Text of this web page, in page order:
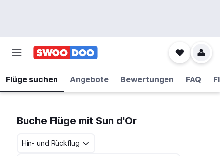
Flüge suchen Angebote Bewertungen FAQ
Buche Flüge mit Sun d'Or
Hin- und Rückflug